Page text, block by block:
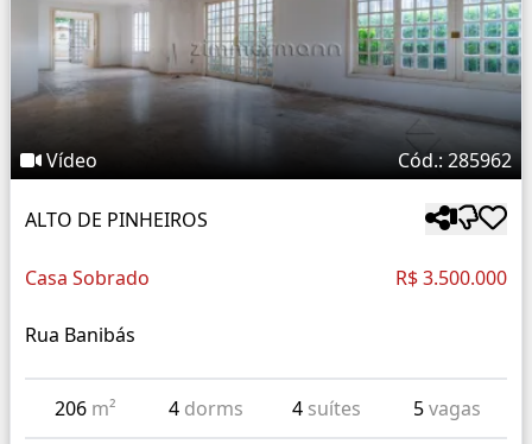
Vídeo Cód.: 285962
ALTO DE PINHEIROS
Casa Sobrado R$ 3.500.000
Rua Banibás
206 m² 4 dorms 4 suítes 5vagas